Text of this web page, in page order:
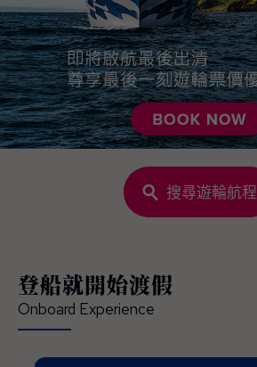
搜尋遊輪航程
登船就開始渡假
Onboard Experience